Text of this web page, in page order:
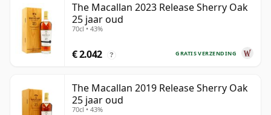
The Macallan 2023 Release Sherry Oak
25 jaar oud
70cl • 43%
GRATIS VERZENDING
€ 2.042 ?
The Macallan 2019 Release Sherry Oak
25 jaar oud
70cl • 43%